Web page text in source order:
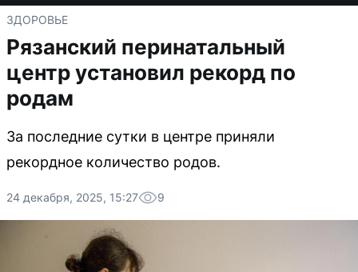
ЗДОРОВЬЕ
Рязанский перинатальный
центр установил рекорд по
родам
За последние сутки в центре приняли
рекордное количество родов.
24 декабря, 2025, 15:27 9